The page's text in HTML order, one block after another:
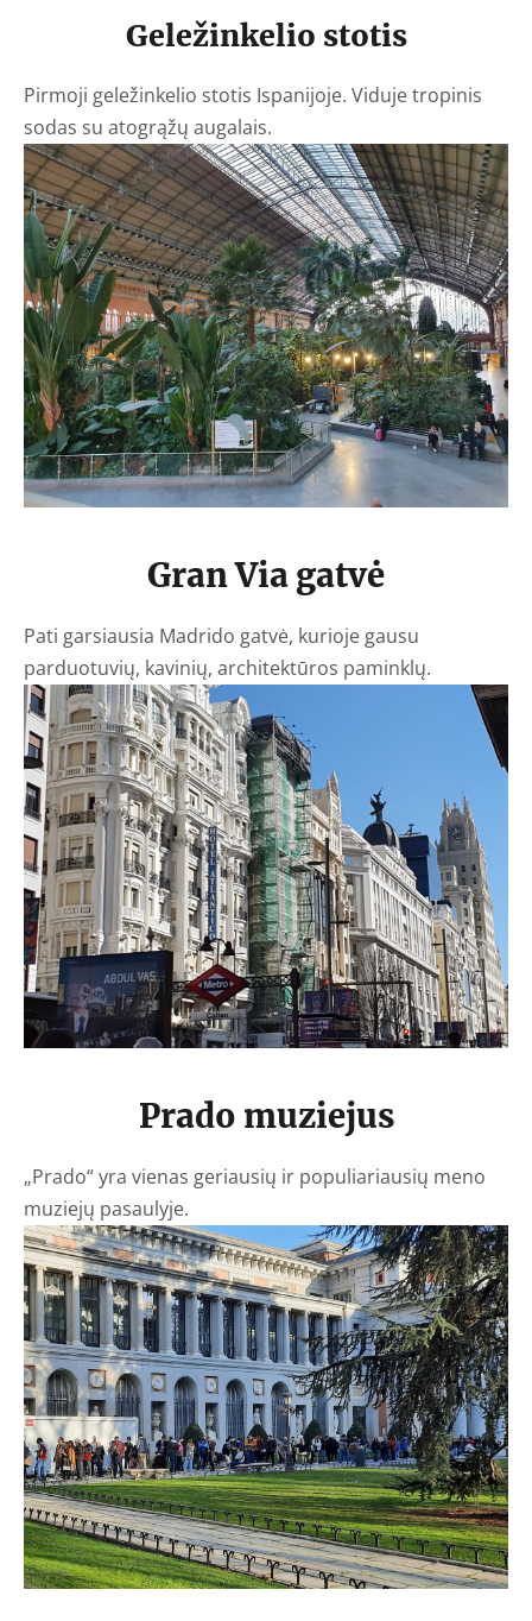
Geležinkelio stotis
Pirmoji geležinkelio stotis Ispanijoje. Viduje tropinis
sodas su atogrąžų augalais.
Gran Via gatvė
Pati garsiausia Madrido gatvė, kurioje gausu
parduotuvių, kavinių, architektūros paminklų.
Prado muziejus
„Prado“ yra vienas geriausių ir populiariausių meno
muziejų pasaulyje.